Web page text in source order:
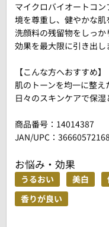
マイクロバイオートコ
境を尊重し、健やかな肌
洗顔料の残留物をしっ
効果を最大限に引き出し
【こんな方へおすすめ】
肌のトーンを均一に整え
日々のスキンケアで保
商品番号： 14014387
JAN/UPC：
お悩み・効果
うるおい 美白
香りが良い